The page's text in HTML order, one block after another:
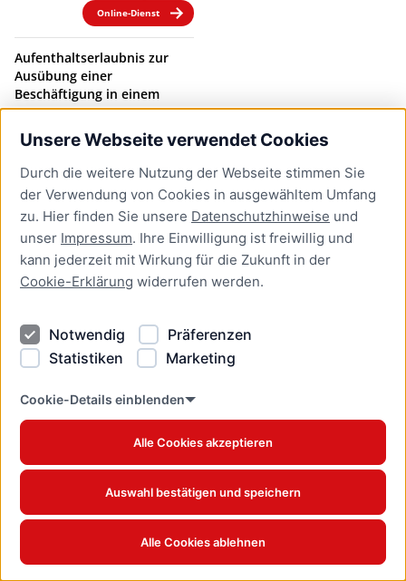
Unsere Webseite verwendet Cookies
Durch die weitere Nutzung der Webseite stimmen Sie
der Verwendung von Cookies in ausgewähltem Umfang
zu. Hier finden Sie unsere Datenschutzhinweise und
unser Impressum. Ihre Einwilligung ist freiwillig und
kann jederzeit mit Wirkung für die Zukunft in der
Cookie-Erklärung widerrufen werden.
Notwendig
Präferenzen
Statistiken
Marketing
Cookie-Details einblenden
Alle Cookies akzeptieren
Auswahl bestätigen und speichern
Alle Cookies ablehnen
Online-Dienst
Aufenthaltserlaubnis zur
Ausübung einer
Beschäftigung in einem
Beamtenverhältnis bei
einem deutschen
Dienstherrn verlängern
Online-Dienst
Aufenthaltserlaubnis zur
bedingten Zulassung zum
Studium oder zum
Teilzeitstudium beantragen
Online-Dienst
Aufenthaltserlaubnis zur
Beschäftigung als Fachkraft
mit akademischer
Ausbildung beantragen
Aufenthaltserlaubnis zur
betrieblichen Aus- und
Weiterbildung verlängern
Online-Dienst
Aufenthaltserlaubnis zur